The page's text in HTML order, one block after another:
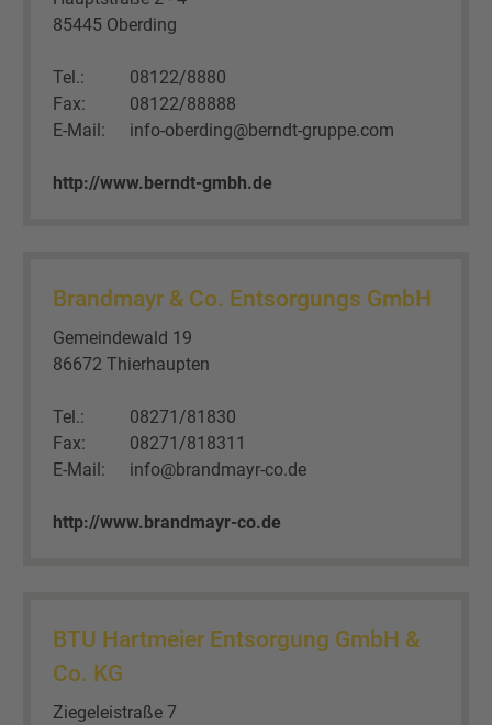
85445 Oberding
Tel.:
08122/8880
Fax:
08122/88888
E-Mail:
info-oberding@berndt-gruppe.com
http://www.berndt-gmbh.de
Brandmayr & Co. Entsorgungs GmbH
Gemeindewald 19
86672 Thierhaupten
Tel.:
08271/81830
Fax:
08271/818311
E-Mail:
info@brandmayr-co.de
http://www.brandmayr-co.de
BTU Hartmeier Entsorgung GmbH &
Co. KG
Ziegeleistraße 7